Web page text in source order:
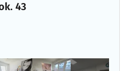
43